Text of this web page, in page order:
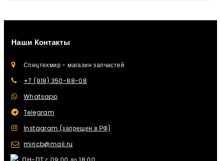
Наши Контакты
Спецтехмир - магазин запчастей
+7 (918) 350-88-08
Whatsapp
Telegram
Instagram (запрещен в РФ)
mirjcb@mail.ru